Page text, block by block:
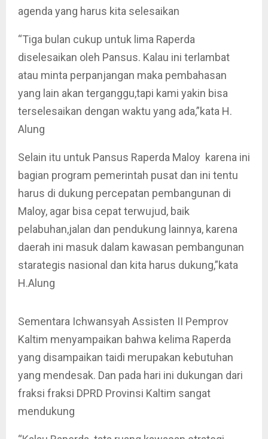
agenda yang harus kita selesaikan
“Tiga bulan cukup untuk lima Raperda
diselesaikan oleh Pansus. Kalau ini terlambat
atau minta perpanjangan maka pembahasan
yang lain akan terganggu,tapi kami yakin bisa
terselesaikan dengan waktu yang ada,”kata H.
Alung
Selain itu untuk Pansus Raperda Maloy karena ini
bagian program pemerintah pusat dan ini tentu
harus di dukung percepatan pembangunan di
Maloy, agar bisa cepat terwujud, baik
pelabuhan,jalan dan pendukung lainnya, karena
daerah ini masuk dalam kawasan pembangunan
starategis nasional dan kita harus dukung,”kata
H.Alung
Sementara Ichwansyah Assisten II Pemprov
Kaltim menyampaikan bahwa kelima Raperda
yang disampaikan taidi merupakan kebutuhan
yang mendesak. Dan pada hari ini dukungan dari
fraksi fraksi DPRD Provinsi Kaltim sangat
mendukung